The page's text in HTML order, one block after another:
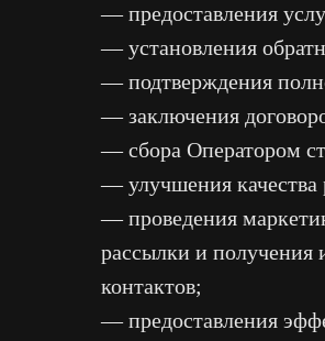
— предоставления
— установления
— подтверждения
— заключения
— сбора Оператором
— улучшения качества
— проведения
рассылки и получения
контактов;
— предоставления